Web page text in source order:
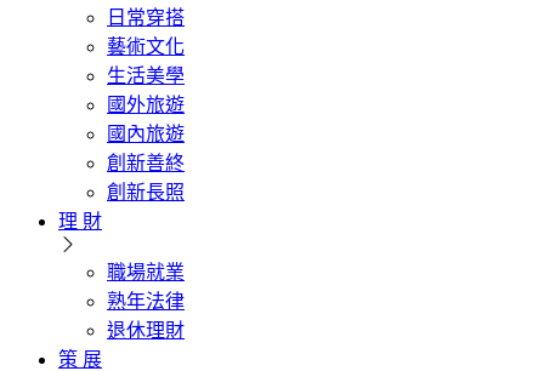
日常穿搭
藝術文化
生活美學
國外旅遊
國內旅遊
創新善終
創新長照
理 財
職場就業
熟年法律
退休理財
策 展